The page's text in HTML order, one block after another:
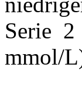
Serie
mmol/